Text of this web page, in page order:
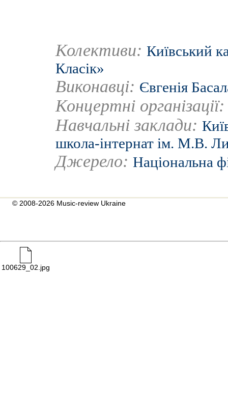
Колективи: Київський
Класік»
Виконавці: Євгенія
Концертні
Навчальні заклади:
школа-інтернат ім. М.В.
Джерело: Національна
© 2008-2026 Music-review Ukraine
100629_02.jpg